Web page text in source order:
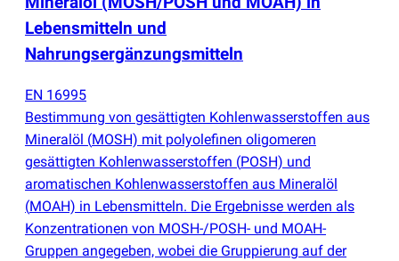
Lebensmitteln und
Nahrungsergänzungsmitteln
EN 16995
Bestimmung von gesättigten Kohlenwasserstoffen aus
Mineralöl (MOSH) mit polyolefinen oligomeren
gesättigten Kohlenwasserstoffen (POSH) und
aromatischen Kohlenwasserstoffen aus Mineralöl
(MOAH) in Lebensmitteln. Die Ergebnisse werden als
Konzentrationen von MOSH-/POSH- und MOAH-
Gruppen angegeben, wobei die Gruppierung auf der